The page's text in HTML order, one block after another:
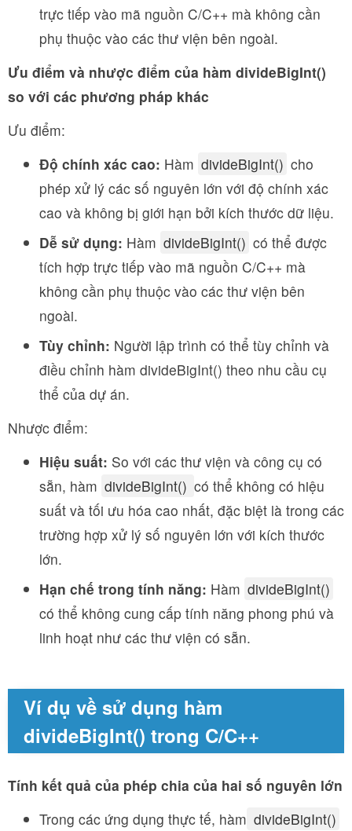
trực tiếp vào mã nguồn C/C++ mà không cần
phụ thuộc vào các thư viện bên ngoài.
Ưu điểm và nhược điểm của hàm divideBigInt()
so với các phương pháp khác
Ưu điểm:
Độ chính xác cao: Hàm divideBigInt() cho
phép xử lý các số nguyên lớn với độ chính xác
cao và không bị giới hạn bởi kích thước dữ liệu.
Dễ sử dụng: Hàm divideBigInt() có thể được
tích hợp trực tiếp vào mã nguồn C/C++ mà
không cần phụ thuộc vào các thư viện bên
ngoài.
Tùy chỉnh: Người lập trình có thể tùy chỉnh và
điều chỉnh hàm divideBigInt() theo nhu cầu cụ
thể của dự án.
Nhược điểm:
Hiệu suất: So với các thư viện và công cụ có
sẵn, hàm divideBigInt() có thể không có hiệu
suất và tối ưu hóa cao nhất, đặc biệt là trong các
trường hợp xử lý số nguyên lớn với kích thước
lớn.
Hạn chế trong tính năng: Hàm divideBigInt()
có thể không cung cấp tính năng phong phú và
linh hoạt như các thư viện có sẵn.
Ví dụ về sử dụng hàm
divideBigInt() trong C/C++
Tính kết quả của phép chia của hai số nguyên lớn
Trong các ứng dụng thực tế, hàm divideBigInt()